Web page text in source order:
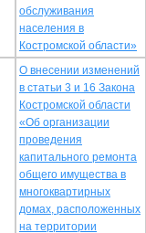
обслуживания
населения в
Костромской области»
О внесении изменений
в статьи 3 и 16 Закона
Костромской области
«Об организации
проведения
капитального ремонта
общего имущества в
многоквартирных
домах, расположенных
на территории